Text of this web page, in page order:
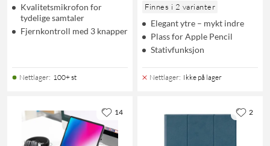
Kvalitetsmikrofon for
tydelige samtaler
Fjernkontroll med 3 knapper
Nettlager: 100+ st
Finnes i 2 varianter
Elegant ytre – mykt indre
Plass for Apple Pencil
Stativfunksjon
Nettlager: Ikke på lager
14 2